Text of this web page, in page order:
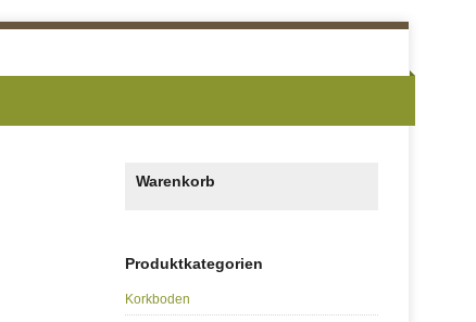
Warenkorb
Produktkategorien
Korkboden